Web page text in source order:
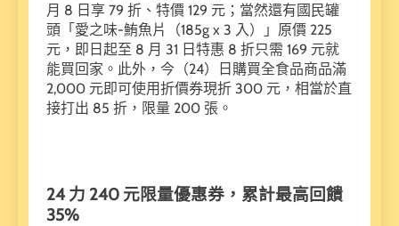
月 8 日享 79 折、特價 129 元；當然還有國民罐
頭「愛之味-鮪魚片（185g x 3 入）」原價 225
元，即日起至 8 月 31 日特惠 8 折只需 169 元就
能買回家。此外，今（24）日購買全食品商品滿
2,000 元即可使用折價券現折 300 元，相當於直
接打出 85 折，限量 200 張。
24 力 240 元限量優惠券，累計最高回饋
35%